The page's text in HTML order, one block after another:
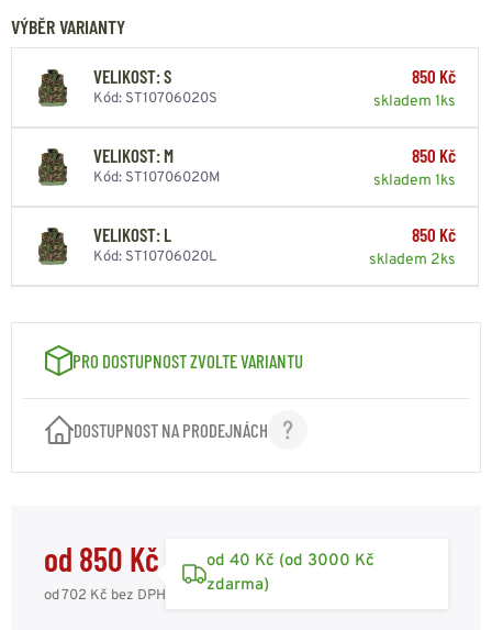
VÝBĚR VARIANTY
VELIKOST: S
Kód: ST10706020S
850 Kč
skladem 1ks
VELIKOST: M
Kód: ST10706020M
850 Kč
skladem 1ks
VELIKOST: L
Kód: ST10706020L
850 Kč
skladem 2ks
VELIKOST: XXL 850 Kč
VELIKOST: 3XL 850 Kč
PRO DOSTUPNOST ZVOLTE VARIANTU
DOSTUPNOST NA PRODEJNÁCH
od 850 Kč
od 702 Kč bez DPH
od 40 Kč (od 3000 Kč
zdarma)